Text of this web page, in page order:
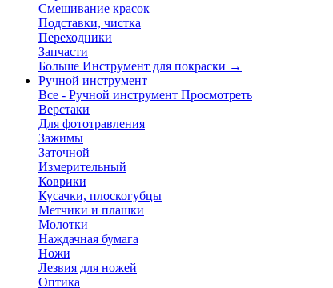
Смешивание красок
Подставки, чистка
Переходники
Запчасти
Больше Инструмент для покраски →
Ручной инструмент
Все - Ручной инструмент Просмотреть
Верстаки
Для фототравления
Зажимы
Заточной
Измерительный
Коврики
Кусачки, плоскогубцы
Метчики и плашки
Молотки
Наждачная бумага
Ножи
Лезвия для ножей
Оптика